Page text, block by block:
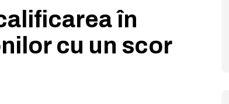
în
cu un scor